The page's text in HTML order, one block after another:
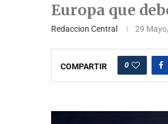
Europa que
Redaccion Central 29
COMPARTIR 0